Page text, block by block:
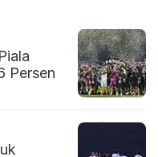
Persen